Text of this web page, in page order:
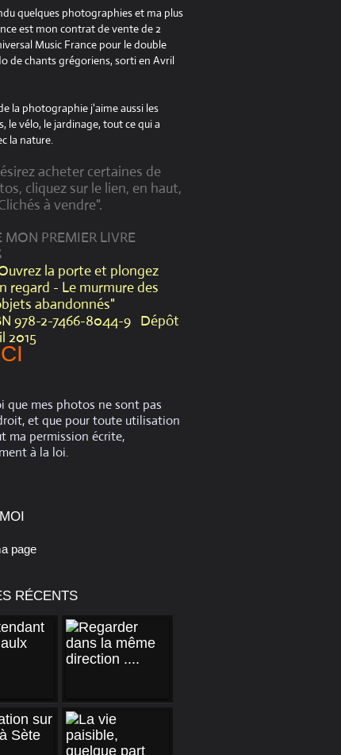
quelques photographies et ma plus
est mon contrat de vente de 2
Music France pour le double
de chants grégoriens, sorti en Avril
la photographie j'aime aussi les
le vélo, le jardinage, tout ce qui a
la nature.
acheter certaines de
cliquez sur le lien, en haut,
à vendre".
MON PREMIER LIVRE
la porte et plongez
regard - Le murmure des
abandonnés"
978-2-7466-8044-9 Dépôt
2015
que mes photos ne sont pas
et que pour toute utilisation
ma permission écrite,
à la loi.
page
RÉCENTS